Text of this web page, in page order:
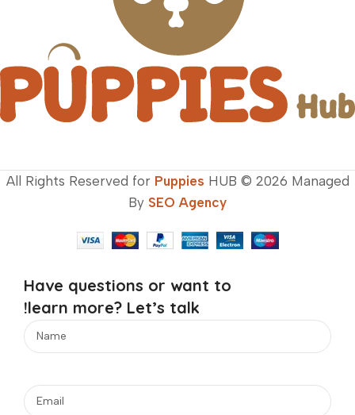
All Rights Reserved for Puppies HUB © 2026 Managed
By SEO Agency
Have questions or want to
learn more? Let’s talk!